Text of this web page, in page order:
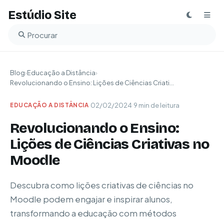
Estúdio Site
Buscar no blog
Blog›Educação a Distância›
Revolucionando o Ensino: Lições de Ciências Criati...
EDUCAÇÃO A DISTÂNCIA·02/02/2024·9 min de leitura
Revolucionando o Ensino:
Lições de Ciências Criativas no
Moodle
Descubra como lições criativas de ciências no
Moodle podem engajar e inspirar alunos,
transformando a educação com métodos